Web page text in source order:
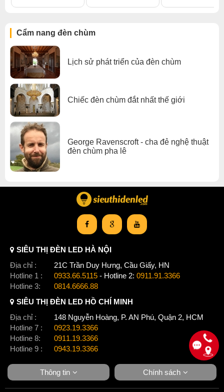
Click để xem thêm chiết khấu, quà tặng và khuyến mãi của
đèn chùm.
Xem thêm:Đèn chùm cổ điển,Đèn chùm treo thả
Đèn chùm đồng
Cẩm nang đèn chùm
Lịch sử phát triển của đèn chùm
Chiếc đèn chùm đắt nhất thế giới
George Ravenscroft - cha đẻ nghệ thuật
đèn chùm pha lê
SIÊU THỊ ĐÈN LED HÀ NỘI
Địa chỉ :
21C Trần Duy Hưng, Cầu Giấy, HN
Hotline 1 :
0933.66.5115 - Hotline 2: 0911.91.3366
Hotline 3:
0814.6666.88
SIÊU THỊ ĐÈN LED HỒ CHÍ MINH
Địa chỉ :
148 Nguyễn Hoàng, P. AN Phú, Quận 2, HCM
Hotline 7 :
0923.19.3366
Hotline 8:
0911.19.3366
Hotline 9 :
0943.19.3366
Thông tin Chính sách